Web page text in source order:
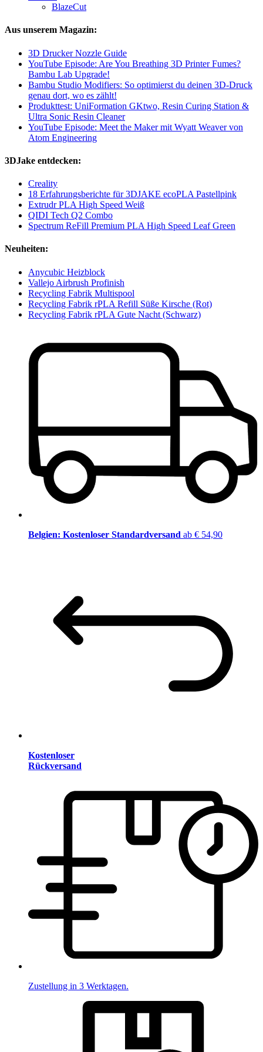
BlazeCut
Aus unserem Magazin:
3D Drucker Nozzle Guide
YouTube Episode: Are You Breathing 3D Printer Fumes?
Bambu Lab Upgrade!
Bambu Studio Modifiers: So optimierst du deinen 3D-Druck
genau dort, wo es zählt!
Produkttest: UniFormation GKtwo, Resin Curing Station &
Ultra Sonic Resin Cleaner
YouTube Episode: Meet the Maker mit Wyatt Weaver von
Atom Engineering
3DJake entdecken:
Creality
18 Erfahrungsberichte für 3DJAKE ecoPLA Pastellpink
Extrudr PLA High Speed Weiß
QIDI Tech Q2 Combo
Spectrum ReFill Premium PLA High Speed Leaf Green
Neuheiten:
Anycubic Heizblock
Vallejo Airbrush Profinish
Recycling Fabrik Multispool
Recycling Fabrik rPLA Refill Süße Kirsche (Rot)
Recycling Fabrik rPLA Gute Nacht (Schwarz)
Belgien: Kostenloser Standardversand ab € 54,90
Kostenloser
Rückversand
Zustellung in 3 Werktagen.